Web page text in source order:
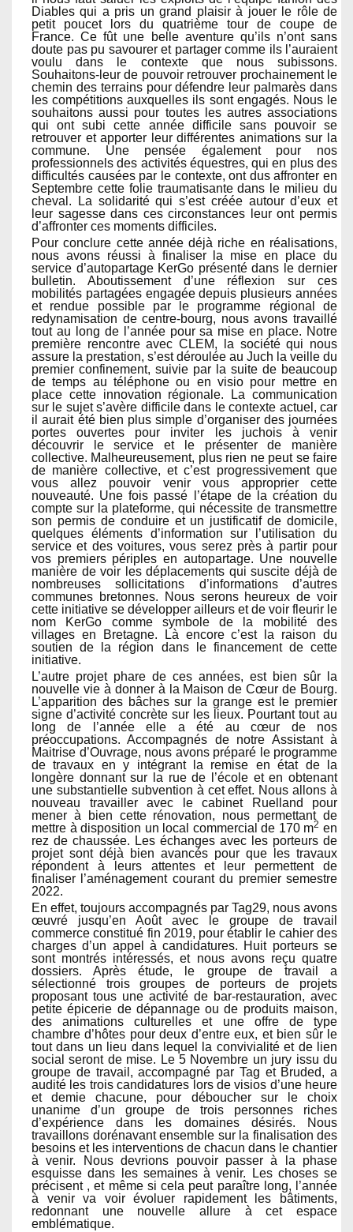
Diables qui a pris un grand plaisir à jouer le rôle de
petit poucet lors du quatrième tour de coupe de
France. Ce fût une belle aventure qu’ils n’ont sans
doute pas pu savourer et partager comme ils l’auraient
voulu dans le contexte que nous subissons.
Souhaitons-leur de pouvoir retrouver prochainement le
chemin des terrains pour défendre leur palmarès dans
les compétitions auxquelles ils sont engagés. Nous le
souhaitons aussi pour toutes les autres associations
qui ont subi cette année difficile sans pouvoir se
retrouver et apporter leur différentes animations sur la
commune. Une pensée également pour nos
professionnels des activités équestres, qui en plus des
difficultés causées par le contexte, ont dus affronter en
Septembre cette folie traumatisante dans le milieu du
cheval. La solidarité qui s’est créée autour d’eux et
leur sagesse dans ces circonstances leur ont permis
d’affronter ces moments difficiles.
Pour conclure cette année déjà riche en réalisations,
nous avons réussi à finaliser la mise en place du
service d’autopartage KerGo présenté dans le dernier
bulletin. Aboutissement d’une réflexion sur ces
mobilités partagées engagée depuis plusieurs années
et rendue possible par le programme régional de
redynamisation de centre-bourg, nous avons travaillé
tout au long de l’année pour sa mise en place. Notre
première rencontre avec CLEM, la société qui nous
assure la prestation, s’est déroulée au Juch la veille du
premier confinement, suivie par la suite de beaucoup
de temps au téléphone ou en visio pour mettre en
place cette innovation régionale. La communication
sur le sujet s’avère difficile dans le contexte actuel, car
il aurait été bien plus simple d’organiser des journées
portes ouvertes pour inviter les juchois à venir
découvrir le service et le présenter de manière
collective. Malheureusement, plus rien ne peut se faire
de manière collective, et c’est progressivement que
vous allez pouvoir venir vous approprier cette
nouveauté. Une fois passé l’étape de la création du
compte sur la plateforme, qui nécessite de transmettre
son permis de conduire et un justificatif de domicile,
quelques éléments d’information sur l’utilisation du
service et des voitures, vous serez près à partir pour
vos premiers périples en autopartage. Une nouvelle
manière de voir les déplacements qui suscite déjà de
nombreuses sollicitations d’informations d’autres
communes bretonnes. Nous serons heureux de voir
cette initiative se développer ailleurs et de voir fleurir le
nom KerGo comme symbole de la mobilité des
villages en Bretagne. Là encore c’est la raison du
soutien de la région dans le financement de cette
initiative.
L’autre projet phare de ces années, est bien sûr la
nouvelle vie à donner à la Maison de Cœur de Bourg.
L’apparition des bâches sur la grange est le premier
signe d’activité concrète sur les lieux. Pourtant tout au
long de l’année elle a été au cœur de nos
préoccupations. Accompagnés de notre Assistant à
Maitrise d’Ouvrage, nous avons préparé le programme
de travaux en y intégrant la remise en état de la
longère donnant sur la rue de l’école et en obtenant
une substantielle subvention à cet effet. Nous allons à
nouveau travailler avec le cabinet Ruelland pour
mener à bien cette rénovation, nous permettant de
mettre à disposition un local commercial de 170 m2 en
rez de chaussée. Les échanges avec les porteurs de
projet sont déjà bien avancés pour que les travaux
répondent à leurs attentes et leur permettent de
finaliser l’aménagement courant du premier semestre
2022.
En effet, toujours accompagnés par Tag29, nous avons
œuvré jusqu’en Août avec le groupe de travail
commerce constitué fin 2019, pour établir le cahier des
charges d’un appel à candidatures. Huit porteurs se
sont montrés intéressés, et nous avons reçu quatre
dossiers. Après étude, le groupe de travail a
sélectionné trois groupes de porteurs de projets
proposant tous une activité de bar-restauration, avec
petite épicerie de dépannage ou de produits maison,
des animations culturelles et une offre de type
chambre d’hôtes pour deux d’entre eux, et bien sûr le
tout dans un lieu dans lequel la convivialité et de lien
social seront de mise. Le 5 Novembre un jury issu du
groupe de travail, accompagné par Tag et Bruded, a
audité les trois candidatures lors de visios d’une heure
et demie chacune, pour déboucher sur le choix
unanime d’un groupe de trois personnes riches
d’expérience dans les domaines désirés. Nous
travaillons dorénavant ensemble sur la finalisation des
besoins et les interventions de chacun dans le chantier
à venir. Nous devrions pouvoir passer à la phase
esquisse dans les semaines à venir. Les choses se
précisent , et même si cela peut paraître long, l’année
à venir va voir évoluer rapidement les bâtiments,
redonnant une nouvelle allure à cet espace
emblématique.